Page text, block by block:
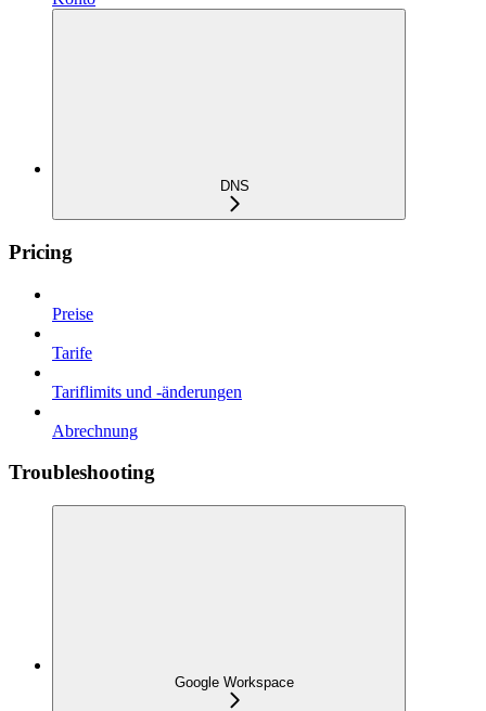
DNS
Pricing
Preise
Tarife
Tariflimits und -änderungen
Abrechnung
Troubleshooting
Google Workspace